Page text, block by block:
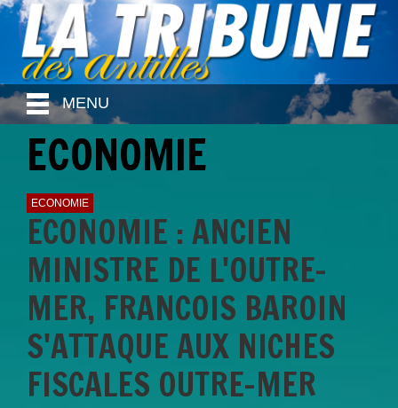
MENU
ECONOMIE
ECONOMIE
ECONOMIE : ANCIEN
MINISTRE DE L'OUTRE-
MER, FRANCOIS BAROIN
S'ATTAQUE AUX NICHES
FISCALES OUTRE-MER